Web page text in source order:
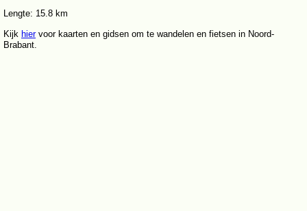
Lengte: 15.8 km
Kijk hiervoor kaarten en gidsen om te wandelen en fietsen in Noord-
Brabant.